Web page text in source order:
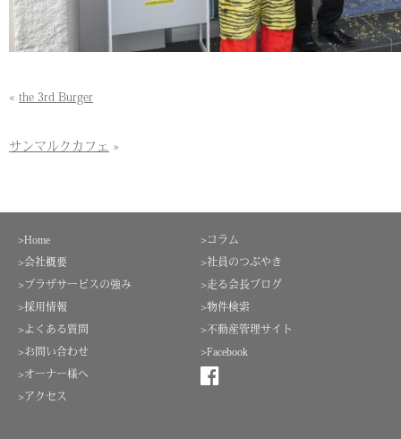
« the 3rd Burger
サンマルクカフェ »
>コラム
>社員のつぶやき
>走る会長ブログ
>物件検索
>不動産管理サイト
>Facebook
>Home
>会社概要
>プラザサービスの強み
>採用情報
>よくある質問
>お問い合わせ
>オーナー様へ
>アクセス